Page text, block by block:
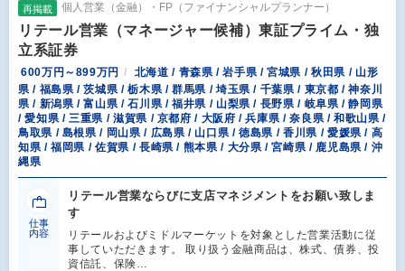
再掲載 個人営業（金融）・FP（ファイナンシャルプランナー）
リテール営業（マネージャー候補）東証プライム・独
立系証券
600万円～899万円
北海道 / 青森県 / 岩手県 / 宮城県 / 秋田県 / 山形
県 / 福島県 / 茨城県 / 栃木県 / 群馬県 / 埼玉県 / 千葉県 / 東京都 / 神奈川
県 / 新潟県 / 富山県 / 石川県 / 福井県 / 山梨県 / 長野県 / 岐阜県 / 静岡県
/ 愛知県 / 三重県 / 滋賀県 / 京都府 / 大阪府 / 兵庫県 / 奈良県 / 和歌山県 /
鳥取県 / 島根県 / 岡山県 / 広島県 / 山口県 / 徳島県 / 香川県 / 愛媛県 / 高
知県 / 福岡県 / 佐賀県 / 長崎県 / 熊本県 / 大分県 / 宮崎県 / 鹿児島県 / 沖
縄県
仕事
内容
リテール営業ならびに支店マネジメントをお願い致しま
す
リテールおよびミドルマーケットを対象とした営業活動に従
事していただきます。 取り扱う金融商品は、株式、債券、投
資信託、保険…